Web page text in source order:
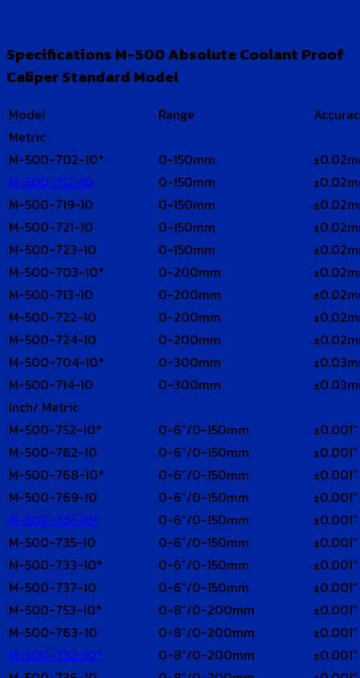
Specifications M-500 Absolute Coolant Proof
Caliper Standard Model
Model Range
Metric
M-500-702-10*
0-150mm
M-500-712-10
0-150mm
M-500-719-10
0-150mm
M-500-721-10
0-150mm
M-500-723-10
0-150mm
M-500-703-10*
0-200mm
M-500-713-10
0-200mm
M-500-722-10
0-200mm
M-500-724-10
0-200mm
M-500-704-10*
0-300mm
M-500-714-10
0-300mm
Inch/ Metric
M-500-752-10*
0-6”/0-150mm
±0.001”
M-500-762-10
0-6”/0-150mm
±0.001”
M-500-768-10*
0-6”/0-150mm
±0.001”
M-500-769-10
0-6”/0-150mm
±0.001”
M-500-731-10*
0-6”/0-150mm
±0.001”
M-500-735-10
0-6”/0-150mm
±0.001”
M-500-733-10*
0-6”/0-150mm
±0.001”
M-500-737-10
0-6”/0-150mm
±0.001”
M-500-753-10*
0-8”/0-200mm
±0.001”
M-500-763-10
0-8”/0-200mm
±0.001”
M-500-732-10*
0-8”/0-200mm
±0.001”